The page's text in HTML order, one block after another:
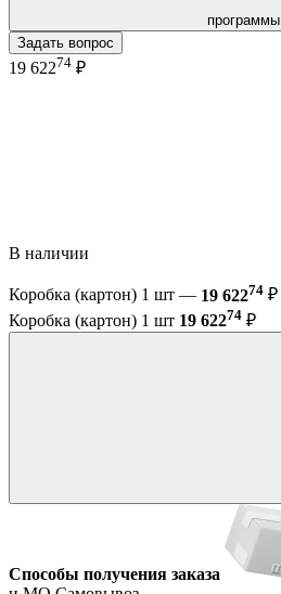
программы
Задать вопрос
19 62274 ₽
В наличии
Коробка (картон) 1 шт — 19 62274 ₽
Коробка (картон) 1 шт 19 62274 ₽
Способы получения заказа